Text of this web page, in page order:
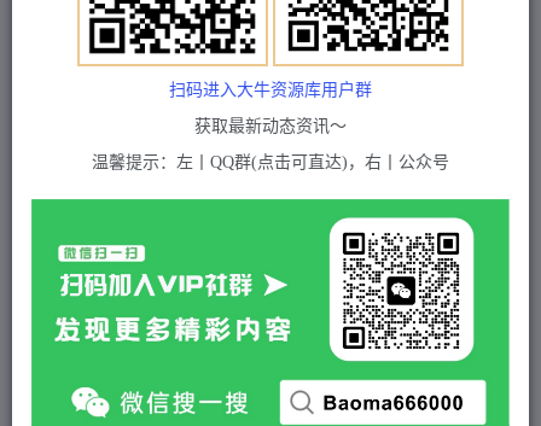
拼多多自动回复多多机器人虚拟店铺商品自动发货
自动核销卡券【永久脚本】
5 积分
黄金会员 2 超级会员(永久VIP) 免费
站长QQ：1970819299
付费资源
扫码进入大牛资源库用户群
获取最新动态资讯～
温馨提示：左丨QQ群(点击可直达)，右丨公众号